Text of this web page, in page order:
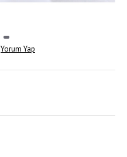
Yorum Yap